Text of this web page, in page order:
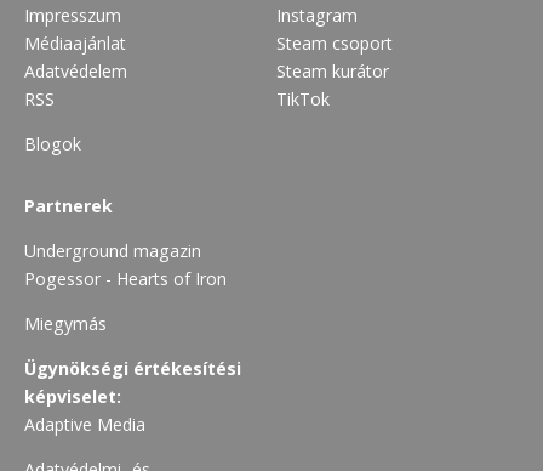
Impresszum
Médiaajánlat
Adatvédelem
RSS
Blogok
Instagram
Steam csoport
Steam kurátor
TikTok
Partnerek
Underground magazin
Pogessor - Hearts of Iron
Miegymás
Ügynökségi értékesítési
képviselet:
Adaptive Media